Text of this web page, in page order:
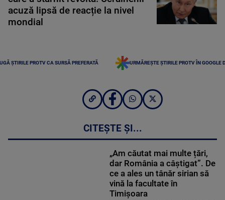
acuză lipsă de reacție la nivel
mondial
ȘTIRILE PROTV CA SURSĂ PREFERATĂ URMĂREȘTE ȘTIRILE PROTV ÎN GOOGLE
CITEȘTE ȘI...
„Am căutat mai multe țări,
dar România a câștigat”. De
ce a ales un tânăr sirian să
vină la facultate în
Timișoara